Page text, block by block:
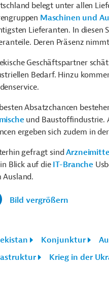
belegt unter allen
Maschinen und
Lieferanten. In diesen
Deren Präsenz
Geschäftspartner
Bedarf. Hinzu
Absatzchancen
und Baustoffindustrie.
ergeben sich zudem in der
gefragt sind
Blick auf die IT-Branche
Ausland.
Bild vergrößern
Konjunktur
Krieg in der